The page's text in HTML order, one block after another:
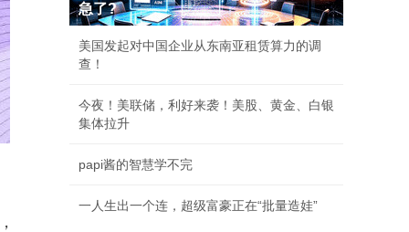
急了?
美国发起对中国企业从东南亚租赁算力的调
查！
今夜！美联储，利好来袭！美股、黄金、白银
集体拉升
papi酱的智慧学不完
一人生出一个连，超级富豪正在“批量造娃”